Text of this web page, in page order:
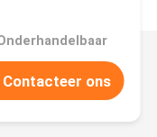
Contacteer ons